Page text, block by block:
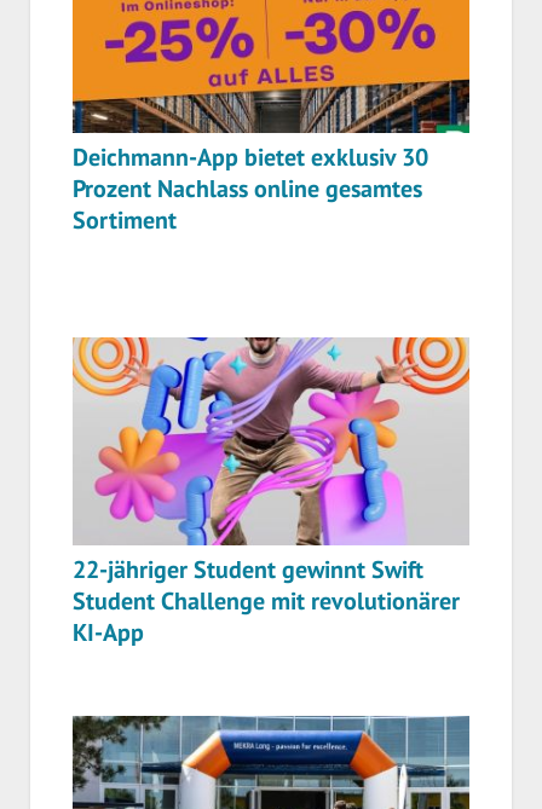
Deichmann-App bietet exklusiv 30
Prozent Nachlass online gesamtes
Sortiment
22-jähriger Student gewinnt Swift
Student Challenge mit revolutionärer
KI-App